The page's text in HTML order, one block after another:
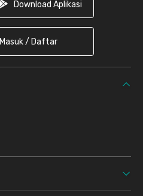
Download Aplikasi
Masuk / Daftar